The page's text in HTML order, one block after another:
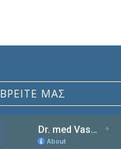
ΒΡΕΊΤΕ ΜΑΣ